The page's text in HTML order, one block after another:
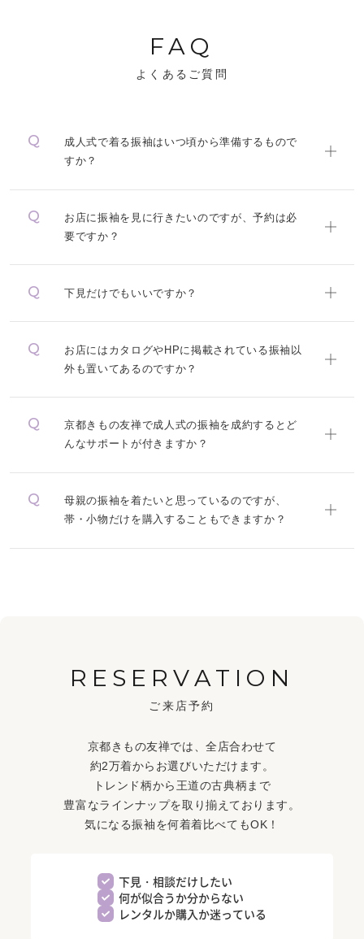
FAQ
よくあるご質問
成人式で着る振袖はいつ頃から準備するもので
すか？
お店に振袖を見に行きたいのですが、予約は必
要ですか？
下見だけでもいいですか？
お店にはカタログやHPに掲載されている振袖以
外も置いてあるのですか？
京都きもの友禅で成人式の振袖を成約するとど
んなサポートが付きますか？
母親の振袖を着たいと思っているのですが、
帯・小物だけを購入することもできますか？
RESERVATION
ご来店予約
京都きもの友禅では、全店合わせて
約2万着からお選びいただけます。
トレンド柄から王道の古典柄まで
豊富なラインナップを取り揃えております。
気になる振袖を何着着比べてもOK！
下見・相談だけしたい
何が似合うか分からない
レンタルか購入か迷っている